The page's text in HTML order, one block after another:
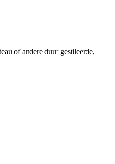
of andere duur gestileerde,